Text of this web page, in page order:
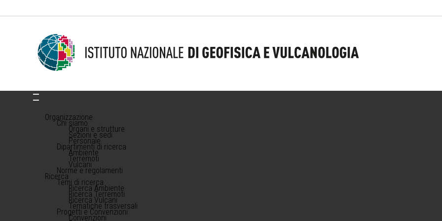
Organizzazione
Chi siamo
Organi e strutture
Sezioni e sedi
Personale
Dipartimenti di ricerca
Ambiente
Terremoti
Vulcani
Norme e regolamenti
Ricerca
Temi di ricerca
Ricerca Ambiente
Ricerca Terremoti
Ricerca Vulcani
Tematiche trasversali
Progetti e Convenzioni
Convenzioni